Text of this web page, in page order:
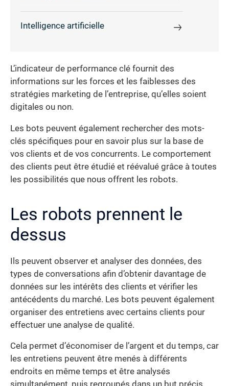
Intelligence artificielle
L’indicateur de performance clé fournit des
informations sur les forces et les faiblesses des
stratégies marketing de l’entreprise, qu’elles soient
digitales ou non.
Les bots peuvent également rechercher des mots-
clés spécifiques pour en savoir plus sur la base de
vos clients et de vos concurrents. Le comportement
des clients peut être étudié et réévalué grâce à toutes
les possibilités que nous offrent les robots.
Les robots prennent le
dessus
Ils peuvent observer et analyser des données, des
types de conversations afin d’obtenir davantage de
données sur les intérêts des clients et vérifier les
antécédents du marché. Les bots peuvent également
organiser des entretiens avec certains clients pour
effectuer une analyse de qualité.
Cela permet d’économiser de l’argent et du temps, car
les entretiens peuvent être menés à différents
endroits en même temps et être analysés